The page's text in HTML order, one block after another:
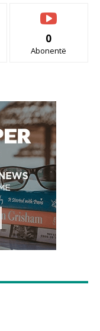
0
Abonentë